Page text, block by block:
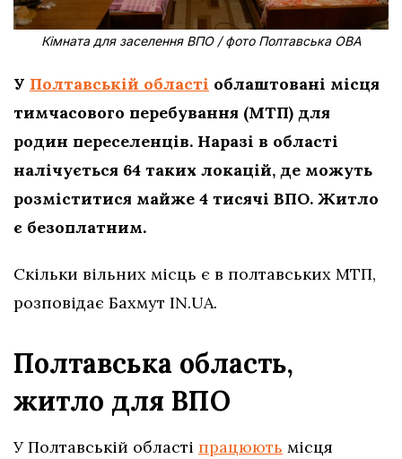
Кімната для заселення ВПО / фото Полтавська ОВА
У Полтавській області облаштовані місця
тимчасового перебування (МТП) для
родин переселенців. Наразі в області
налічується 64 таких локацій, де можуть
розміститися майже 4 тисячі ВПО. Житло
є безоплатним.
Скільки вільних місць є в полтавських МТП,
розповідає Бахмут IN.UA.
Полтавська область,
житло для ВПО
У Полтавській області працюють місця